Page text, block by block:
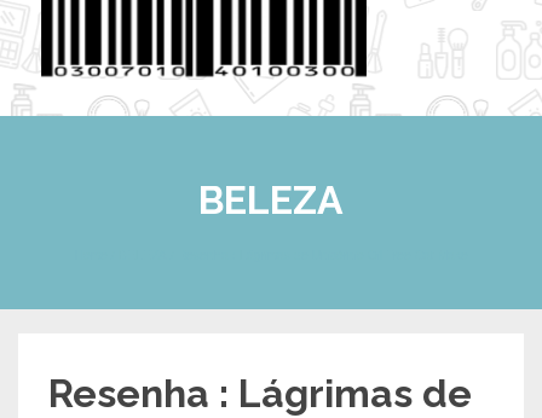
BELEZA
Resenha : Lágrimas de